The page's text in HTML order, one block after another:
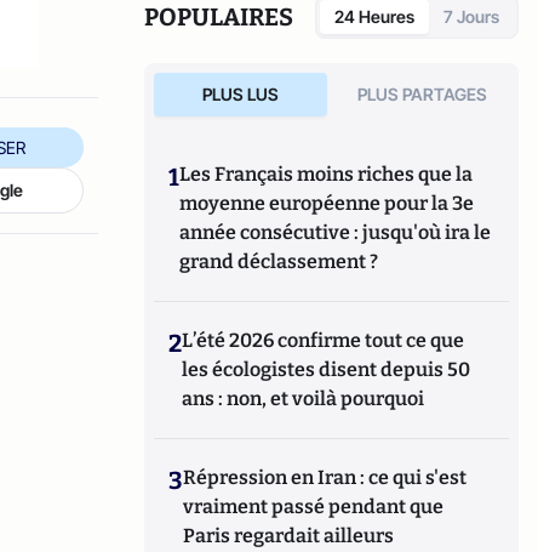
POPULAIRES 24 Heures 7 Jours
PLUS LUS PLUS PARTAGES
1Les Français moins riches que la
moyenne européenne pour la 3e
année consécutive : jusqu'où ira le
grand déclassement ?
2L’été 2026 confirme tout ce que
les écologistes disent depuis 50
ans : non, et voilà pourquoi
3Répression en Iran : ce qui s'est
vraiment passé pendant que
Paris regardait ailleurs